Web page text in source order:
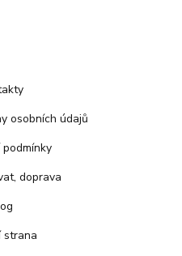
osobních údajů
doprava
strana